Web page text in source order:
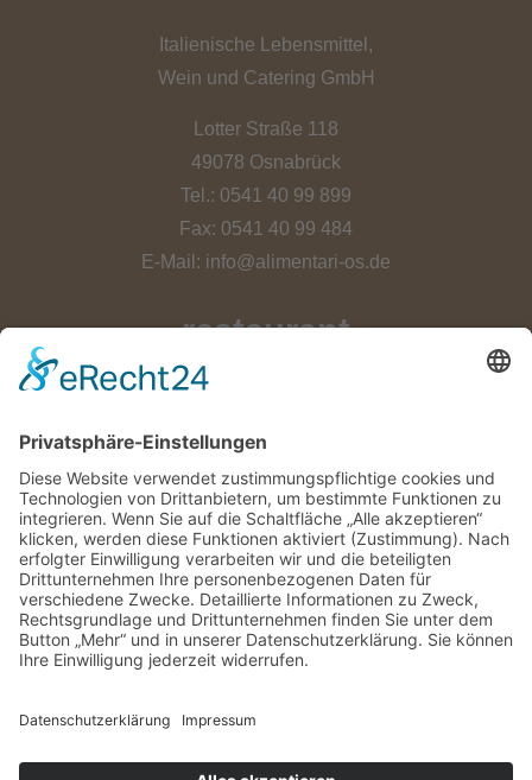
Italienische Lebensmittel,
Wein und Catering GmbH
Lotter Straße 118
49078 Osnabrück
Tel.: 0541 40 99 899
Fax: 0541 40 99 484
E-Mail: info@alimentari-os.de
restaurant
Sa., So. und an Feiertagen geschlossen
Keine Hunde
verkauf
Mo. – Fr.: ab 16:00 Uhr
Sa., So. und an Feiertagen geschlossen